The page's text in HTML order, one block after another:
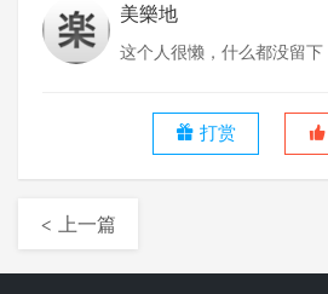
美樂地
这个人很懒，什么都没留下
打赏
< 上一篇